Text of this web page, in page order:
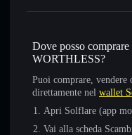
Dove posso
WORTHLESS?
Puoi comprare, vendere
direttamente nel wallet
Apri Solflare (app
Vai alla scheda